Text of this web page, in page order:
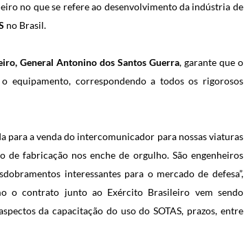
no que se refere ao desenvolvimento da indústria de
no Brasil.
General Antonino dos Santos Guerra, garante que o
equipamento, correspondendo a todos os rigorosos
para a venda do intercomunicador para nossas viaturas
fabricação nos enche de orgulho. São engenheiros
interessantes para o mercado de defesa”,
o contrato junto ao Exército Brasileiro vem sendo
da capacitação do uso do SOTAS, prazos, entre